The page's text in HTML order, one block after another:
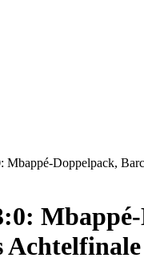
Mbappé-Doppelpack,
Achtelfinale